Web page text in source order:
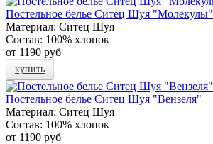
Постельное белье Ситец Шуя "Молекулы"
Материал: Ситец Шуя
Состав: 100% хлопок
от 1190 руб
купить
Постельное белье Ситец Шуя "Вензеля"
Материал: Ситец Шуя
Состав: 100% хлопок
от 1190 руб